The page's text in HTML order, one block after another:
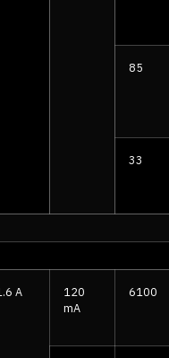
85
33
A
120
mA
6100